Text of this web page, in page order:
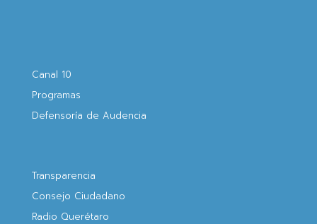
Canal 10
Programas
Defensoría de Audencia
Transparencia
Consejo Ciudadano
Radio Querétaro